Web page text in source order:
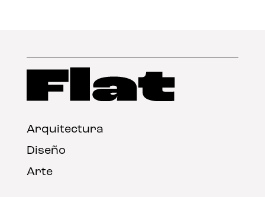
Arquitectura
Diseño
Arte